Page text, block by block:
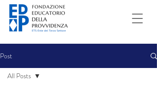
Post
All Posts